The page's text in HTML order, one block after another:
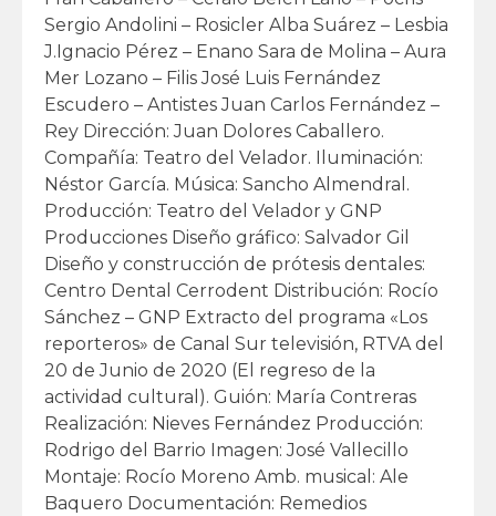
Sergio Andolini – Rosicler Alba Suárez – Lesbia
J.Ignacio Pérez – Enano Sara de Molina – Aura
Mer Lozano – Filis José Luis Fernández
Escudero – Antistes Juan Carlos Fernández –
Rey Dirección: Juan Dolores Caballero.
Compañía: Teatro del Velador. Iluminación:
Néstor García. Música: Sancho Almendral.
Producción: Teatro del Velador y GNP
Producciones Diseño gráfico: Salvador Gil
Diseño y construcción de prótesis dentales:
Centro Dental Cerrodent Distribución: Rocío
Sánchez – GNP Extracto del programa «Los
reporteros» de Canal Sur televisión, RTVA del
20 de Junio de 2020 (El regreso de la
actividad cultural). Guión: María Contreras
Realización: Nieves Fernández Producción:
Rodrigo del Barrio Imagen: José Vallecillo
Montaje: Rocío Moreno Amb. musical: Ale
Baquero Documentación: Remedios